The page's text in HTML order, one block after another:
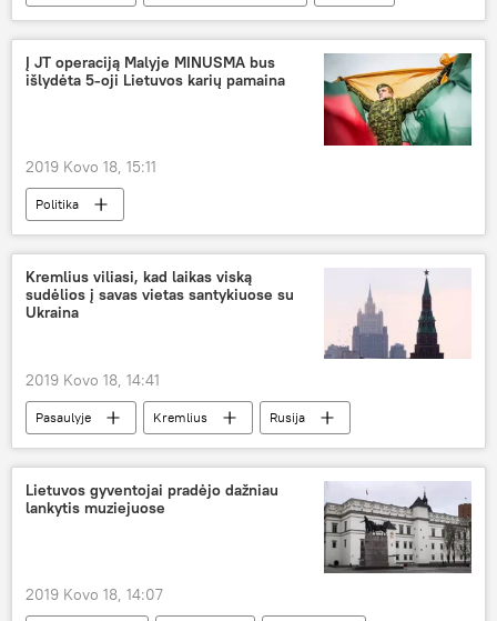
Rusija
Į JT operaciją Malyje MINUSMA bus
išlydėta 5-oji Lietuvos karių pamaina
2019 Kovo 18, 15:11
Politika
Kremlius viliasi, kad laikas viską
sudėlios į savas vietas santykiuose su
Ukraina
2019 Kovo 18, 14:41
Pasaulyje Kremlius
Rusija
Ukraina
Krymas
Lietuvos gyventojai pradėjo dažniau
lankytis muziejuose
2019 Kovo 18, 14:07